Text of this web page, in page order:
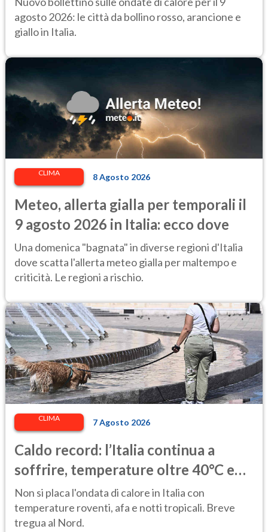
agosto 2026: le città da bollino rosso, arancione e
giallo in Italia.
CLIMA 8 Agosto 2026
Meteo, allerta gialla per temporali il
9 agosto 2026 in Italia: ecco dove
Una domenica "bagnata" in diverse regioni d'Italia
dove scatta l'allerta meteo gialla per maltempo e
criticità. Le regioni a rischio.
CLIMA 7 Agosto 2026
Caldo record: l’Italia continua a
soffrire, temperature oltre 40°C e
afa per altri 10 giorni
Non si placa l'ondata di calore in Italia con
temperature roventi, afa e notti tropicali. Breve
tregua al Nord.